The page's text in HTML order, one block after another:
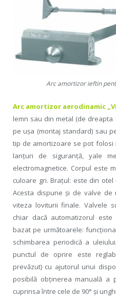
Arc amortizor ieftin
Arc amortizor aerodinamic
lemn sau din metal (de
pe uşa (montaj standard) sau
tip de amortizoare se pot
lanţuri de siguranţă, yale
electromagnetice. Corpul este
culoare gri. Braţul: este din otel
Acesta dispune şi de valve
viteza loviturii finale. Valvele
chiar dacă automatizorul
bazat pe următoarele:
schimbarea periodică a
punctul de oprire este
prevăzut) cu ajutorul unui
posibilă obţinerea manuală a
cuprinsa între cele de 90° şi